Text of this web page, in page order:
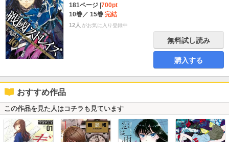
181ページ 700pt
10巻／ 15巻 完結
12人 がお気に入り登録中
無料試し読み
購入する
おすすめ作品
この作品を見た人はコチラも見ています